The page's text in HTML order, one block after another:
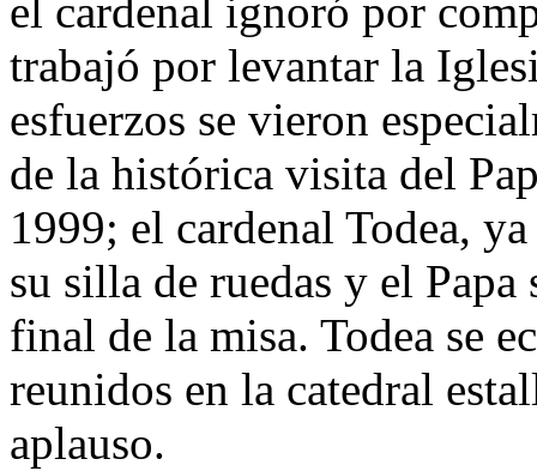
el cardenal ignoró por
trabajó por levantar la
esfuerzos se vieron
de la histórica visita del
1999; el cardenal Todea,
su silla de ruedas y el Papa
final de la misa. Todea se
reunidos en la catedral
aplauso.